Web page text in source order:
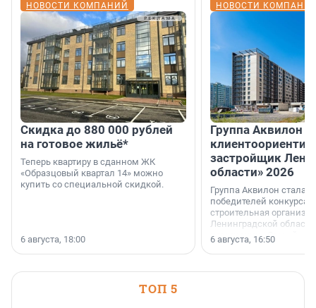
НОВОСТИ КОМПАНИЙ
Скидка до 880 000 рублей
на готовое жильё*
Теперь квартиру в сданном ЖК
«Образцовый квартал 14» можно
купить со специальной скидкой.
6 августа, 18:00
НОВОСТИ
Группа Аквилон
застройщик
области» 2026
Группа Аквилон стала
победителей конкурса
строительная
Ленинградской области
номинации «Самый
застройщик
области».
6 августа, 16:50
ТОП 5